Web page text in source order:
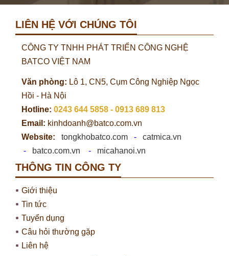
LIÊN HỆ VỚI CHÚNG TÔI
CÔNG TY TNHH PHÁT TRIỂN CÔNG NGHỆ
BATCO VIỆT NAM
Văn phòng: Lô 1, CN5, Cụm Công Nghiệp Ngọc
Hồi - Hà Nội
Hotline: 0243 644 5858 - 0913 689 813
Email: kinhdoanh@batco.com.vn
Website:
tongkhobatco.com - catmica.vn
-
batco.com.vn - micahanoi.vn
THÔNG TIN CÔNG TY
Giới thiệu
Tin tức
Tuyển dụng
Câu hỏi thường gặp
Liên hệ